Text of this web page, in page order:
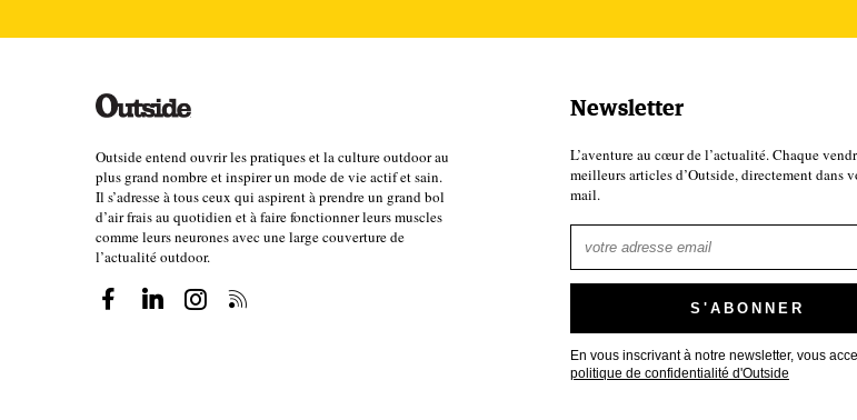
Outside entend ouvrir les pratiques et la culture outdoor au
plus grand nombre et inspirer un mode de vie actif et sain.
Il s’adresse à tous ceux qui aspirent à prendre un grand bol
d’air frais au quotidien et à faire fonctionner leurs muscles
comme leurs neurones avec une large couverture de
l’actualité outdoor.
Newsletter
L’aventure au cœur de l’actualité. Chaque
meilleurs articles d’Outside, directement dans
mail.
En vous inscrivant à notre newsletter, vous
politique de confidentialité d'Outside